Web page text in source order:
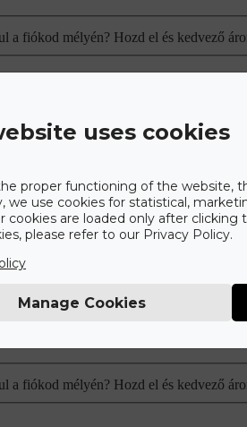
a fiókod mélyén? Hozd el és kedvező
5% kedvezményért.
a fiókod mélyén? Hozd el és kedvező
uses cookies
proper functioning of the website,
we use cookies for statistical,
cookies are loaded only after
please refer to our Privacy Policy.
Manage Cookies